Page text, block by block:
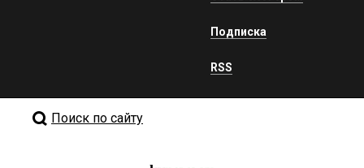
Подписка
RSS
Поиск по сайту